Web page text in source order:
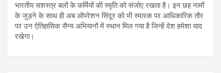
भारतीय सशस्त्र बलों के कर्मियों की स्मृति को संजोए रखता है। इन छह नामों
के जुड़ने के साथ ही अब ऑपरेशन सिंदूर को भी स्मारक पर आधिकारिक तौर
पर उन ऐतिहासिक सैन्य अभियानों में स्थान मिल गया है जिन्हें देश हमेशा याद
रखेगा।